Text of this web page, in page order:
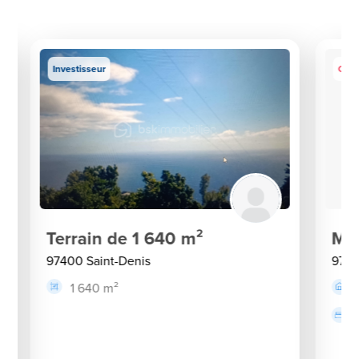
Investisseur
Terrain de 1 640 m²
97400 Saint-Denis
1 640 m²